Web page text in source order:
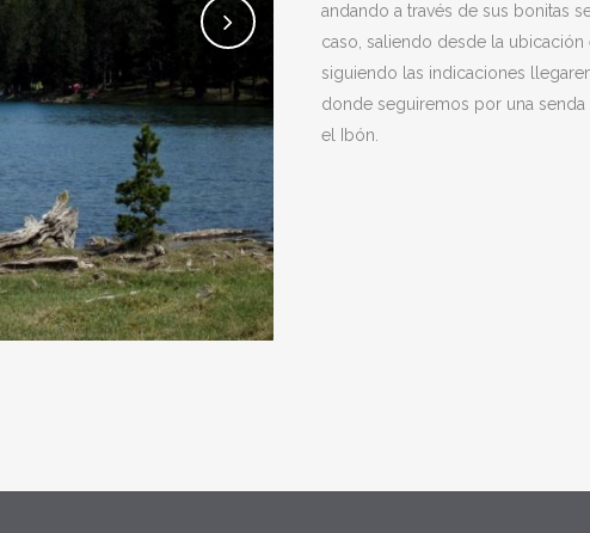
andando a través de sus bonitas
caso, saliendo desde la ubicación
siguiendo las indicaciones
donde seguiremos por una senda
el Ibón.